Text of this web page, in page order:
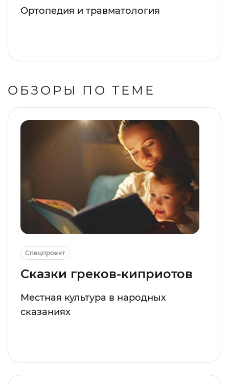
Ортопедия и травматология
ОБЗОРЫ ПО ТЕМЕ
Спецпроект
Сказки греков-киприотов
Местная культура в народных
сказаниях